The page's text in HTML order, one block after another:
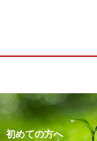
初めての方へ